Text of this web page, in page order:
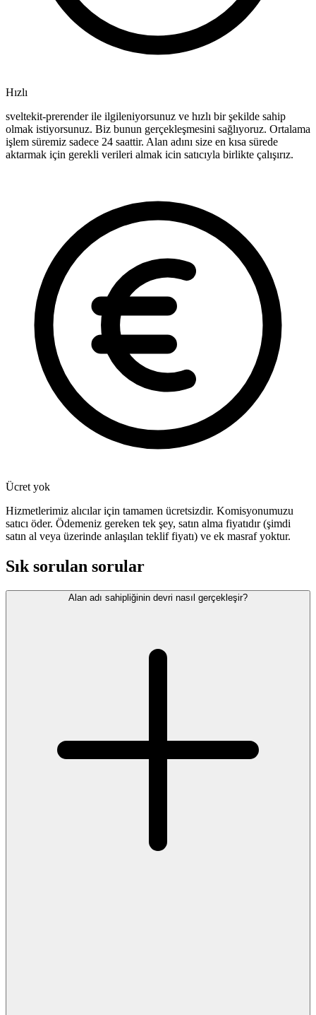
Hızlı
sveltekit-prerender ile ilgileniyorsunuz ve hızlı bir şekilde sahip
olmak istiyorsunuz. Biz bunun gerçekleşmesini sağlıyoruz. Ortalama
işlem süremiz sadece 24 saattir. Alan adını size en kısa sürede
aktarmak için gerekli verileri almak icin satıcıyla birlikte çalışırız.
Ücret yok
Hizmetlerimiz alıcılar için tamamen ücretsizdir. Komisyonumuzu
satıcı öder. Ödemeniz gereken tek şey, satın alma fiyatıdır (şimdi
satın al veya üzerinde anlaşılan teklif fiyatı) ve ek masraf yoktur.
Sık sorulan sorular
Alan adı sahipliğinin devri nasıl gerçekleşir?